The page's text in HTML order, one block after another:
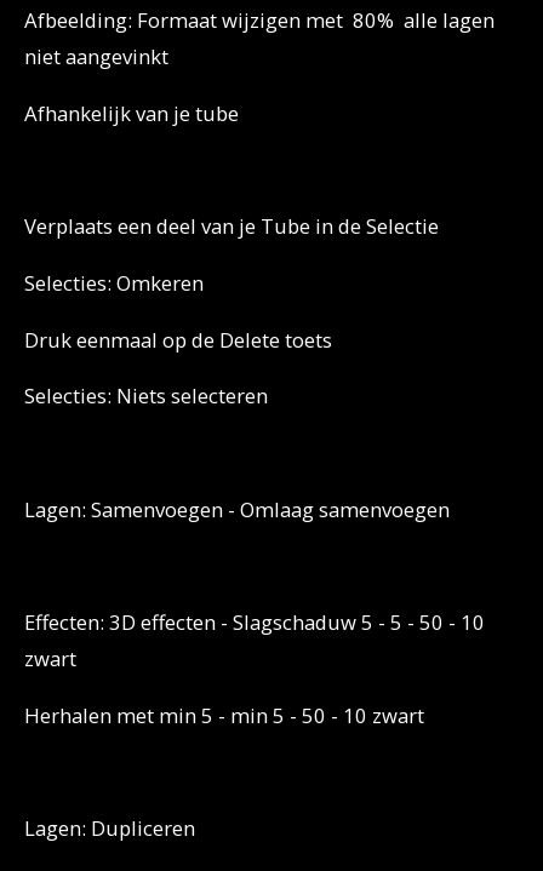
Afbeelding: Formaat wijzigen met 80% alle lagen
niet aangevinkt
Afhankelijk van je tube
Verplaats een deel van je Tube in de Selectie
Selecties: Omkeren
Druk eenmaal op de Delete toets
Selecties: Niets selecteren
Lagen: Samenvoegen - Omlaag samenvoegen
Effecten: 3D effecten - Slagschaduw 5 - 5 - 50 - 10
zwart
Herhalen met min 5 - min 5 - 50 - 10 zwart
Lagen: Dupliceren